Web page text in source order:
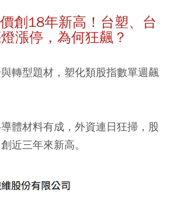
創18年新高！台塑、台
漲停，為何狂飆？
轉型題材，塑化類股指數單週飆
體材料有成，外資連日狂掃，股
近三年來新高。